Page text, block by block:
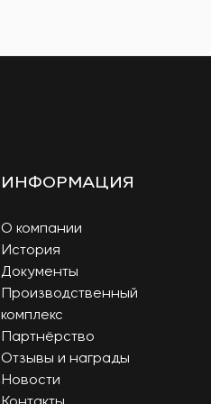
ИНФОРМАЦИЯ
О компании
История
Документы
Производственный
комплекс
Партнёрство
Отзывы и награды
Новости